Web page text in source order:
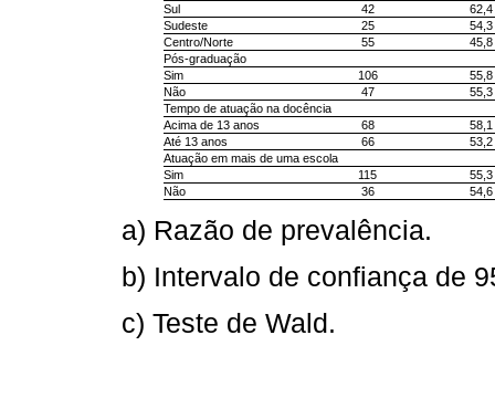
Sul
42
62,4
Sudeste
25
54,3
Centro/Norte
55
45,8
Pós-graduação
Sim
106
55,8
Não
47
55,3
Tempo de atuação na docência
Acima de 13 anos
68
58,1
Até 13 anos
66
53,2
Atuação em mais de uma escola
Sim
115
55,3
Não
36 54,6
a) Razão de prevalência.
b) Intervalo de confiança de
c) Teste de Wald.